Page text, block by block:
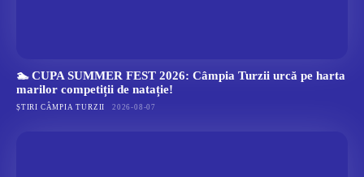
🏊 CUPA SUMMER FEST 2026: Câmpia Turzii urcă pe harta
marilor competiții de natație!
ȘTIRI CÂMPIA TURZII 2026-08-07